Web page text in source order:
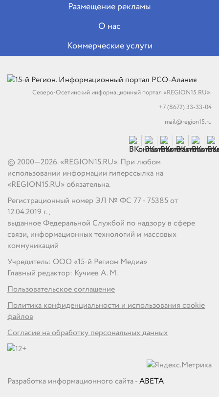
Размещение рекламы
О нас
Коммерческие услуги
Северо-Осетинский информационный портал «REGION15.RU».
+7 (8672) 33-33-04
mail@region15.ru
© 2000—2026. «REGION15.RU». При любом
использовании информации гиперссылка на
«REGION15.RU» обязательна.
Регистрационный номер ЭЛ № ФС 77 - 75385 от
12.04.2019 г.,
выданное Федеральной Службой по надзору в сфере
связи, информационных технологий и массовых
коммуникаций
Учредитель: ООО «15-й Регион Медиа»
Главный редактор: Кучиев А. М.
Пользовательское соглашение
Политика конфиденциальности и использования cookie
файлов
Согласие на обработку персональных данных
Разработка информационного сайта -ABETA